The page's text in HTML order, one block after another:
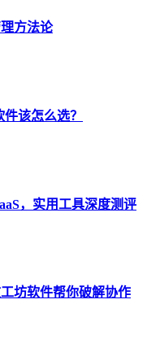
方法论
该怎么选？
，实用工具深度测评
坊软件帮你破解协作